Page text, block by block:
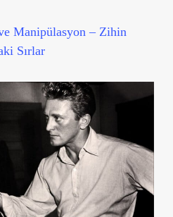
Manipülasyon – Zihin
Sırlar